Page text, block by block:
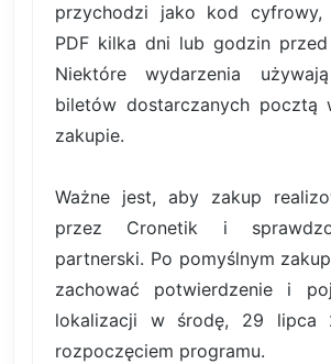
przychodzi jako kod
PDF kilka dni lub godzin przed
Niektóre wydarzenia
biletów dostarczanych pocztą
zakupie.
Ważne jest, aby zakup
przez Cronetik i
partnerski. Po pomyślnym
zachować potwierdzenie i
lokalizacji w środę, 29 lipca
rozpoczęciem programu.